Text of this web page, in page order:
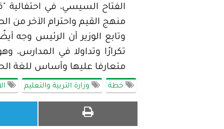
الفتاح السيسي، في احتفالية
منهج القيم واحترام الآخر من
وتابع الوزير أن الرئيس وجه
تكرارًا وتداولا في المدارس،
متعارفا عليها وأساس للغة
خطة وزارة التربية والتعليم